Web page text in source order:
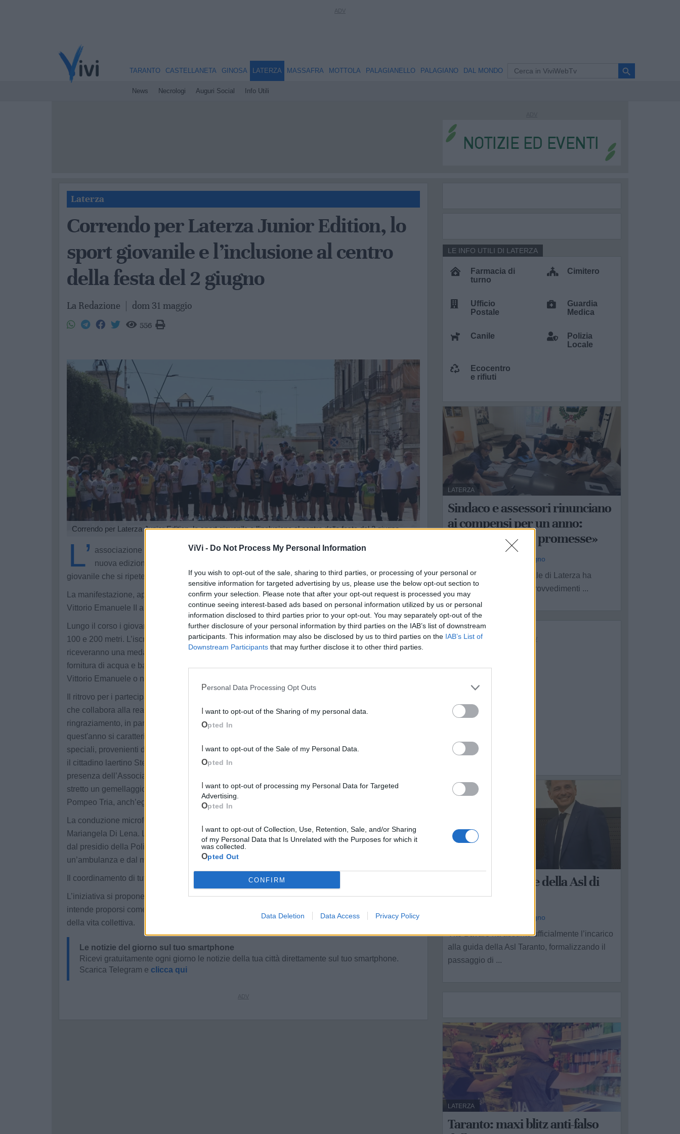
ViVi - Do Not Process My Personal Information
If you wish to opt-out of the sale, sharing to third parties, or processing of your personal or
sensitive information for targeted advertising by us, please use the below opt-out section to
confirm your selection. Please note that after your opt-out request is processed you may
continue seeing interest-based ads based on personal information utilized by us or personal
information disclosed to third parties prior to your opt-out. You may separately opt-out of the
further disclosure of your personal information by third parties on the IAB’s list of downstream
participants. This information may also be disclosed by us to third parties on the IAB’s List of
Downstream Participants that may further disclose it to other third parties.
Personal Data Processing Opt Outs
I want to opt-out of the Sharing of my personal data.
Opted In
I want to opt-out of the Sale of my Personal Data.
Opted In
Advertising.
Opted In
of my Personal Data that Is Unrelated with the Purposes for which it
was collected.
Opted Out
CONFIRM
Data Deletion Data Access Privacy Policy
TARANTO CASTELLANETA GINOSA LATERZA
News Necrologi Auguri Social Info Utili
MASSAFRA MOTTOLA PALAGIANELLO PALAGIANO DAL MONDO search
Laterza
Correndo per Laterza Junior Edition, lo
sport giovanile e l’inclusione al centro
della festa del 2 giugno
La Redazione dom 31 maggio
556
Correndo per Laterza Junior Edition, lo sport giovanile e l’inclusione al centro della festa del 2 giugno
L’
associazione sportiva dilettantistica Nuova Atletica Laterza organizza per il 2 giugno la
nuova edizione di Correndo per Laterza Junior Edition, storico e consueto evento podistico
giovanile che si ripete ogni anno.
La manifestazione, aperta a bambini e ragazzi fino ai 15 anni di età, avrà il suo fulcro in corso
Vittorio Emanuele II a Laterza, con l'inizio delle attività fissato alle 9:30.
Lungo il corso i giovani partecipanti si sfideranno in gare di velocità su brevi distanze di 50, 75,
100 e 200 metri. L’iscrizione all’evento prevede una quota di 5 euro, a fronte della quale si
riceveranno una medaglia e una maglietta con gli sponsor della manifestazione, oltre a una
fornitura di acqua e banana, con le adesioni che possono essere effettuate a Laterza nel Caffè
Vittorio Emanuele o nella Caffetteria Raffaello.
Il ritrovo per i partecipanti è fissato davanti all’Ufficio della Deputazione Mater Domini, istituzione
che collabora alla realizzazione della manifestazione e alla quale gli organizzatori hanno rivolto un
ringraziamento, in particolare nella persona del presidente Francesco Giannico. L'evento di
quest'anno si caratterizza per una forte impronta inclusiva e vedrà la partecipazione di atleti
speciali, provenienti da Osmairm e da Nuova Luce, accanto ad atleti su carrozzina, tra i quali figura
il cittadino laertino Stefano Saccomanni. Un’altra novità di questa edizione è rappresentata dalla
presenza dell’Associazione Sportiva Trieste Atletica, realtà con cui il sodalizio podistico laertino ha
stretto un gemellaggio da due anni. A rappresentare l’associazione triestina sarà il presidente
Pompeo Tria, anch’egli originario di Laterza.
La conduzione microfonica dell’evento e l’intrattenimento musicale saranno affidati alla speaker
Mariangela Di Lena. La sicurezza e la gestione dell’ordine pubblico sul percorso saranno garantite
dal presidio della Polizia Locale, mentre l’assistenza sanitaria sul posto sarà assicurata da
un’ambulanza e dal medico Angelo Cefalo.
Il coordinamento di tutte le attività sportive è affidato al professore Mario Tucci.
L’iniziativa si propone dunque come un momento di festa nazionale in cui la pratica sportiva
intende proporsi come strumento di coesione, inclusione, partecipazione attiva e cura degli spazi
della vita collettiva.
Le notizie del giorno sul tuo smartphone
Ricevi gratuitamente ogni giorno le notizie della tua città direttamente sul tuo smartphone.
Scarica Telegram e clicca qui
Farmacia di
turno
Cimitero
Ufficio
Postale
Guardia
Medica
Canile
Polizia
Locale
Ecocentro
e rifiuti
LE INFO UTILI DI LATERZA
LATERZA
Sindaco e assessori rinunciano
ai compensi per un anno:
«Manteniamo le promesse»
La Redazione - mar 16 giugno
La nuova giunta comunale di Laterza ha
approvato una serie di provvedimenti ...
Cambio al vertice della Asl di
Taranto
La Redazione - mer 17 giugno
Vito Bavaro ha assunto ufficialmente l’incarico
alla guida della Asl Taranto, formalizzando il
passaggio di ...
LATERZA
Taranto: maxi blitz anti-falso